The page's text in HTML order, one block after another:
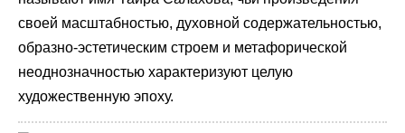
своей масштабностью, духовной содержательностью,
образно-эстетическим строем и метафорической
неоднозначностью характеризуют целую
художественную эпоху.